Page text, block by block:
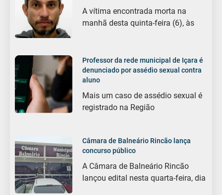
A vítima encontrada morta na
manhã desta quinta-feira (6), às
Professor da rede municipal de Içara é
denunciado por assédio sexual contra
aluno
Mais um caso de assédio sexual é
registrado na Região
Câmara de Balneário Rincão lança
concurso público
A Câmara de Balneário Rincão
lançou edital nesta quarta-feira, dia